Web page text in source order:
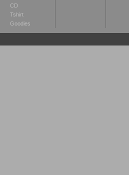
CD
Tshirt
Goodies